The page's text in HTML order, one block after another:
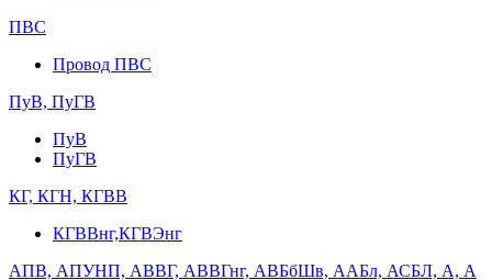
ПВС
Провод ПВС
ПуВ, ПуГВ
ПуВ
ПуГВ
КГ, КГН, КГВВ
КГВВнг,КГВЭнг
АПВ, АПУНП, АВВГ, АВВГнг, АВБбШв, ААБл, АСБЛ, А, А